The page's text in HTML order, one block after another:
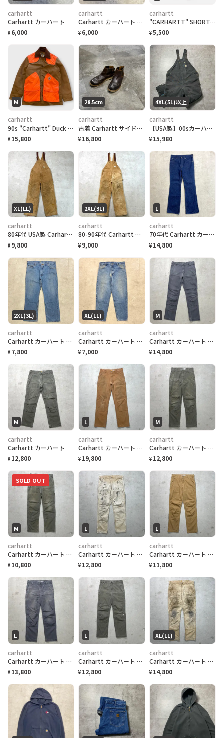
carhartt
Carhartt カーハート リップストップ カーゴ ショートパンツ ショーツ メンズW38 古着 Relaxed Fit ワーク ハーフパンツ ビッグサイズ 大きいサイズ カーキベージュ サンドベージュ
¥ 6,000
carhartt
Carhartt カーハート リップストップ カーゴ ショートパンツ ショーツ メンズW43相当 古着 ワーク ハーフパンツ ビッグサイズ 大きいサイズ モスグリーン
¥ 6,000
carhartt
"CARHARTT" SHORTS カーハート ショートパンツ [30]
¥5,500
M
carhartt
90s "Carhartt" Duck Hunting Jacket カーハートダック ハンティングジャケット[M]
¥ 15,800
28.5cm
carhartt
古着 Carhartt サイドゴアブーツ ブーツ ブラウン 革靴 ワークブーツ
¥ 16,800
4XL(5L)以上
carhartt
【USA製】00sカーハート ダブルニー 中綿 裏地キルティング ペンキ飛び ダック オーバーオール
¥ 15,980
XL(LL)
carhartt
80年代 USA製 Carhartt カーハート ダック地 ダブルニー オーバーオール メンズW36 古着 80s VINTAGE ヴィンテージ キルティングライナー ボタンフライ キャメルブラウン
¥ 9,800
2XL(3L)
carhartt
80-90年代 Carhartt カーハート ダック地 ダブルニー オーバーオール メンズW39相当 古着 80s VINTAGE ヴィンテージ キルティングライナー ボタンフライ キャメルブラウン
¥ 9,000
L
carhartt
70年代 Carhartt カーハート フレアデニムパンツ メンズW35 古着 70s ヴィンテージ VINTAGE アメカジ SCOVILLジッパー ブーツカット ジーンズ 濃紺
¥ 14,800
2XL(3L)
carhartt
Carhartt カーハート デニムパンツ Loose Straight ストレート メンズW38 古着 アメカジ ワークパンツ ビッグサイズ 大きいサイズ 青色
¥ 7,800
XL(LL)
carhartt
Carhartt カーハート デニムパンツ テーパード メンズW37相当 古着 アメカジ ワークパンツ 青色
¥ 7,000
M
carhartt
Carhartt カーハート ダブルニー ダック ペインターパンツ メンズW32相当 古着 アメカジ フェードグレー 墨黒
¥ 14,800
M
carhartt
Carhartt カーハート ダブルニー ダック ペインターパンツ メンズW32 古着 アメカジ カーキ
¥ 12,800
L
carhartt
Carhartt カーハート ダブルニー ダック ペインターパンツ メンズW33 古着 アメカジ 茶色
¥ 19,800
M
carhartt
Carhartt カーハート ダブルニー ダック ワークパンツ メンズW31相当 古着 アメカジ RELAXED FIT フェードカーキグリーン
¥ 12,800
M
SOLD OUT
carhartt
Carhartt カーハート ダブルニー ダック ワークパンツ メンズW32 古着 アメカジ RELAXED FIT フェードカーキグリーン
¥ 10,800
L
carhartt
Carhartt カーハート ダブルニー ダック ワークパンツ ペンキ飛び メンズW33 古着 アメカジ RELAXED FIT フェードベージュ
¥ 12,800
L
carhartt
Carhartt カーハート ダブルニー ダック ワークパンツ メンズW33相当 古着 アメカジ RELAXED FIT キャメルブラウン
¥ 11,800
L
carhartt
Carhartt カーハート ダブルニー ダック ワークパンツ メンズW33 古着 アメカジ RELAXED FIT フェードグレー
¥ 13,800
L
carhartt
Carhartt カーハート ダブルニー ダック ワークパンツ ペンキ飛び メンズW33 古着 アメカジ RELAXED FIT モスグリーン
¥ 12,800
XL(LL)
carhartt
Carhartt カーハート ダブルニー ダック ワークパンツ 雰囲気系 メンズW36相当 古着 アメカジ RELAXED FIT フェードベージュ
¥ 14,800